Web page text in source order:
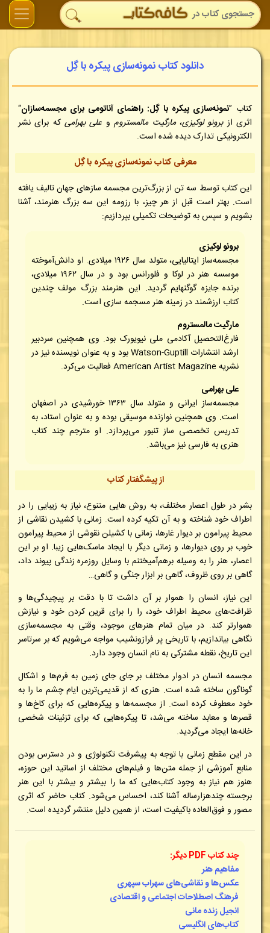
دانلود کتاب نمونه‌سازی پیکره با گِل
کتاب ”نمونه‌سازی پیکره با گِل: راهنمای آناتومی برای مجسمه‌سازان“
اثری ازبرونو لوکیزی،مارگیت مالمسترومو علی بهرامیکه برای نشر
الکترونیکی تدارک دیده شده است.
معرفی کتاب نمونه‌سازی پیکره با گِل
این کتاب توسط سه تن از بزرگ‌ترین مجسمه سازهای جهان تالیف یافته
است. بهتر است قبل از هر چیز، با رزومه این سه بزرگ هنرمند، آشنا
بشویم و سپس به توضیحات تکمیلی بپردازیم:
برونو لوکیزی
مجسمه‌ساز ایتالیایی، متولد سال ۱۹۲۶ میلادی. او دانش‌آموخته
موسسه هنر در لوکا و فلورانس بود و در سال ۱۹۶۲ میلادی،
برنده جایزه گوگنهایم گردید. این هنرمند بزرگ مولف چندین
کتاب ارزشمند در زمینه هنر مسجمه سازی است.
مارگیت مالمستروم
فارغ‌التحصیل آکادمی ملی نیویورک بود. وی همچنین سردبیر
ارشد انتشارات Watson-Guptill بود و به عنوان نویسنده نیز در
نشریه American Artist Magazine فعالیت می‌کرد.
علی بهرامی
مجسمه‌ساز ایرانی و متولد سال ۱۳۶۳ خورشیدی در اصفهان
است. وی همچنین نوازنده موسیقی بوده و به عنوان استاد، به
تدریس تخصصی ساز تنبور می‌پردازد. او مترجم چند کتاب
هنری به فارسی نیز می‌باشد.
از پیشگفتار کتاب
بشر در طول اعصار مختلف، به روش هایی متنوع، نیاز به زیبایی را در
اطراف خود شناخته و به آن تکیه کرده است. زمانی با کشیدن نقاشی از
محیط پیرامون بر دیوار غارها، زمانی با کشیلن نقوشی از محیط پیرامون
خوب بر روی دیوارها، و زمانی دیگر با ایجاد ماسک‌هایی زیبا. او بر این
اعصار، هنر را به وسیله بر‌هم‌آمیختنم با وسایل روزمره زندگی پیوند داد،
گاهی بر روی ظروف، گاهی بر ابزار جنگی و گاهی…
این نیاز، انسان را هموار بر آن داشت تا با دقت بر پیچیدگی‌ها و
ظرافت‌های محیط اطراف خود، را را برای قرین کردن خود و نیازش
هموارتر کند. در میان تمام هنرهای موجود، وقتی به مجسمه‌سازی
نگاهی بیاندازیم، با تاریخی پر فرازونشیب مواجه می‌شویم که بر سرتاسر
این تاریخ، نقطه مشترکی به نام انسان وجود دارد.
مجسمه انسان در ادوار مختلف بر جای جای زمین به فرم‌ها و اشکال
گوناگون ساخته شده است. هنری که از قدیمی‌ترین ایام چشم ما را به
خود معطوف کرده است. از مجسمه‌ها و پیکره‌هایی که برای کاخ‌ها و
قصرها و معابد ساخته می‌شد، تا پیکره‌هایی که برای تزئینات شخصی
خانه‌ها ایجاد می‌گردید.
در این مقطع زمانی با توجه به پیشرفت تکنولوژی و در دسترس بودن
منابع آموزشی از جمله متن‌ها و فیلم‌های مختلف از اساتید این حوزه،
هنوز هم نیاز به وجود کتاب‌هایی که ما را بیشتر و بیشتر با این هنر
برجسته چندهزارساله آشنا کند، احساس می‌شود. کتاب حاضر که اثری
مصور و فوق‌العاده باکیفیت است، از همین دلیل منتشر گردیده است.
چند کتاب PDF دیگر:
مفاهیم هنر
عکس‌ها و نقاشی‌های سهراب سپهری
فرهنگ اصطلاحات اجتماعی و اقتصادی
انجیل زنده مانی
کتاب‌های انگلیسی